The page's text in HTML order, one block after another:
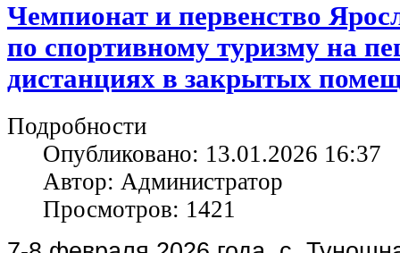
Чемпионат и первенство
по спортивному туризму на
дистанциях в закрытых
Подробности
Опубликовано: 13.01.2026 16:37
Автор: Администратор
Просмотров: 1421